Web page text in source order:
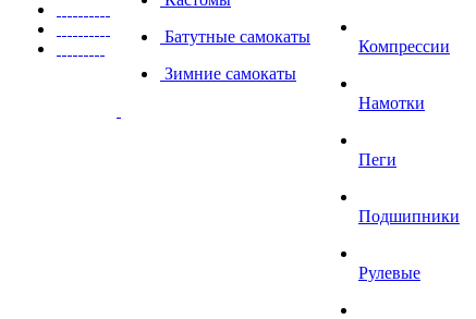
Батутные самокаты
Зимние самокаты
Компрессии
Намотки
Пеги
Подшипники
Рулевые